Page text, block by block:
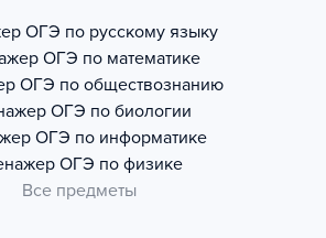
ОГЭ по русскому языку
ОГЭ по математике
ОГЭ по обществознанию
ОГЭ по биологии
ОГЭ по информатике
ОГЭ по физике
Все предметы